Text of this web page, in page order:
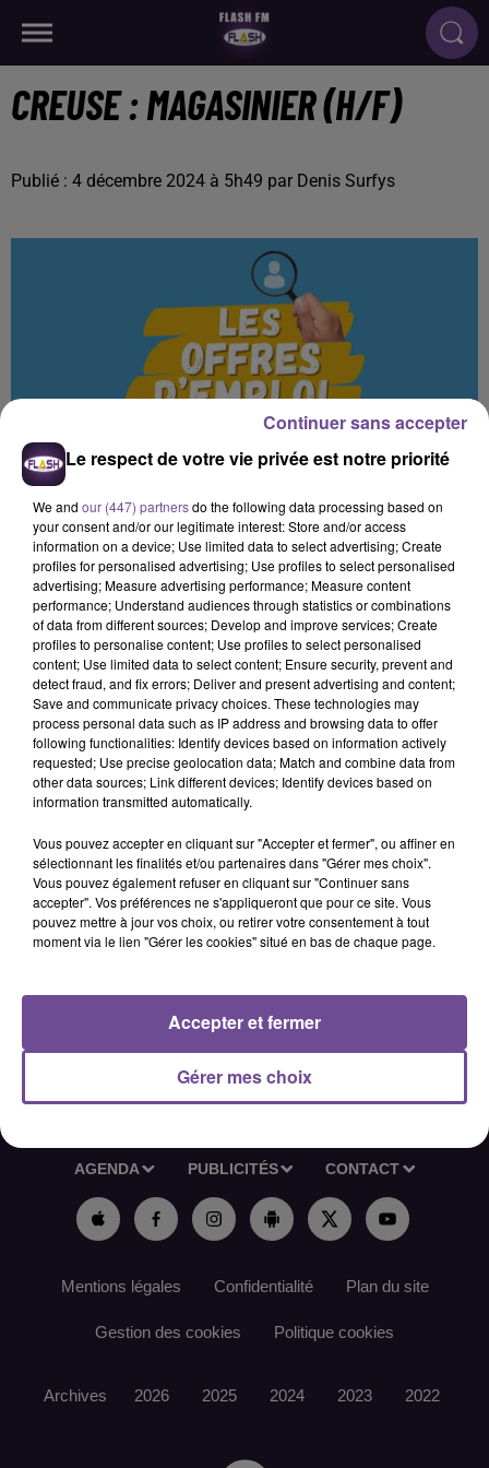
CREUSE : MAGASINIER (H/F)
Publié : 4 décembre 2024 à 5h49 par Denis Surfys
Au Grand-Bourg, une entreprise
recherche un magasinier (H/F).
Au Grand-Bourg, une entreprise recherche un magasinier
(H/F). Vos missions : accueillir et conseiller les clients.
Effectuer la prise de commande des clients en magasin ou
par téléphone, et les enregistrer dans le système
demande. Réceptionner les marchandises et vérifier la
conformité des produits. Assurer le rangement et
l'organisation des marchandises en stock en fonction des
normes de sécurité et d’accessibilité.
AGENDA PUBLICITÉS CONTACT
Mentions légales Confidentialité Plan du site
Gestion des cookies Politique cookies
Archives 2026 2025 2024 2023 2022
Le respect de votre vie privée est notre priorité
We and our (447) partnersdo the following data processing based on
your consent and/or our legitimate interest: Store and/or access
information on a device; Use limited data to select advertising; Create
profiles for personalised advertising; Use profiles to select personalised
advertising; Measure advertising performance; Measure content
performance; Understand audiences through statistics or combinations
of data from different sources; Develop and improve services; Create
profiles to personalise content; Use profiles to select personalised
content; Use limited data to select content; Ensure security, prevent and
detect fraud, and fix errors; Deliver and present advertising and content;
Save and communicate privacy choices. These technologies may
process personal data such as IP address and browsing data to offer
following functionalities: Identify devices based on information actively
requested; Use precise geolocation data; Match and combine data from
other data sources; Link different devices; Identify devices based on
information transmitted automatically.
Vous pouvez accepter en cliquant sur "Accepter et fermer", ou affiner en
sélectionnant les finalités et/ou partenaires dans "Gérer mes choix".
Vous pouvez également refuser en cliquant sur "Continuer sans
accepter". Vos préférences ne s'appliqueront que pour ce site. Vous
pouvez mettre à jour vos choix, ou retirer votre consentement à tout
moment via le lien "Gérer les cookies" situé en bas de chaque page.
Gérer mes choix
Accepter et fermer
Continuer sans accepter